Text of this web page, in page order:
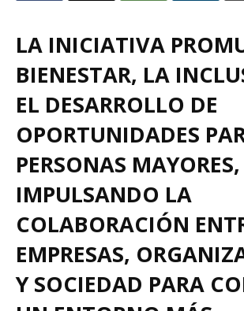
LA INICIATIVA
BIENESTAR, LA
EL DESARROLLO DE
OPORTUNIDADES
PERSONAS MAYORES,
IMPULSANDO LA
COLABORACIÓN
EMPRESAS,
Y SOCIEDAD PARA